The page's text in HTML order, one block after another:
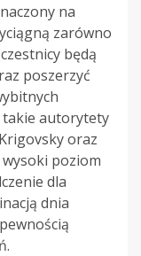
na
zarówno
będą
poszerzyć
takie autorytety
oraz
poziom
dla
dnia